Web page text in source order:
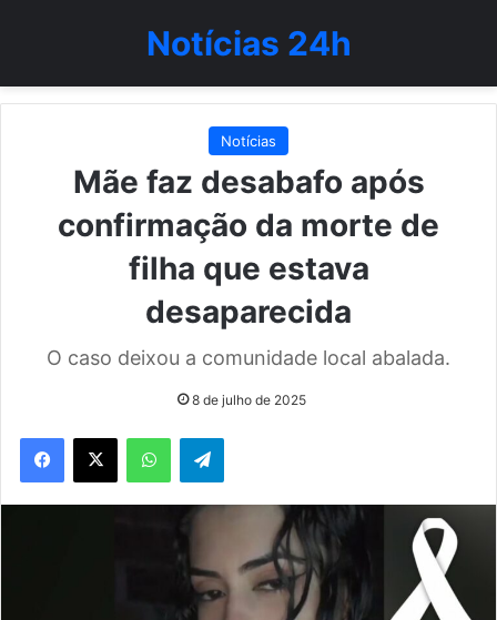
Notícias 24h
Notícias
Mãe faz desabafo após
confirmação da morte de
filha que estava
desaparecida
O caso deixou a comunidade local abalada.
8 de julho de 2025
WhatsAppTelegram